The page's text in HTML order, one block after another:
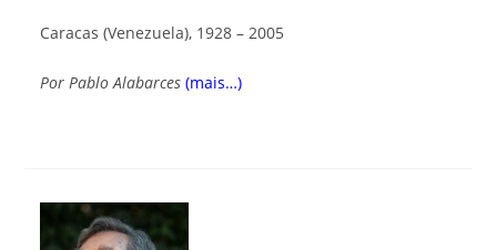
Caracas (Venezuela), 1928 – 2005
Por Pablo Alabarces (mais…)